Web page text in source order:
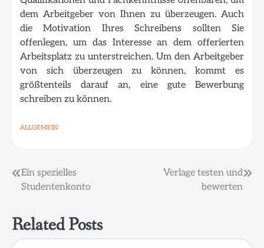
dem Arbeitgeber von Ihnen zu überzeugen. Auch
die Motivation Ihres Schreibens sollten Sie
offenlegen, um das Interesse an dem offerierten
Arbeitsplatz zu unterstreichen. Um den Arbeitgeber
von sich überzeugen zu können, kommt es
größtenteils darauf an, eine gute Bewerbung
schreiben zu können.
ALLGEMEIN
Beitragsnavigation
Ein spezielles
Studentenkonto
Verlage testen und
bewerten
Related Posts